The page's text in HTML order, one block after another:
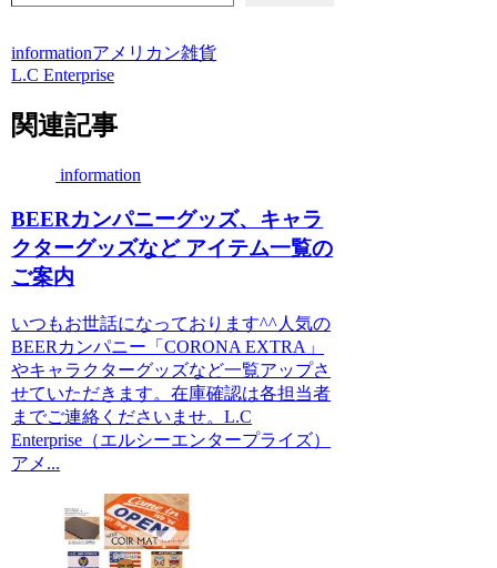
informationアメリカン雑貨
L.C Enterprise
関連記事
information
BEERカンパニーグッズ、キャラ
クターグッズなど アイテム一覧の
ご案内
いつもお世話になっております^^人気の
BEERカンパニー「CORONA EXTRA」
やキャラクターグッズなど一覧アップさ
せていただきます。在庫確認は各担当者
までご連絡くださいませ。L.C
Enterprise（エルシーエンタープライズ）
アメ...